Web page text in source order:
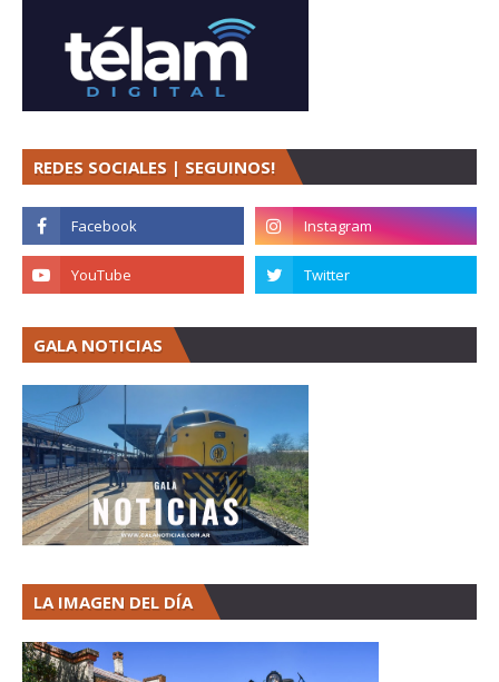
REDES SOCIALES | SEGUINOS!
GALA NOTICIAS
LA IMAGEN DEL DÍA